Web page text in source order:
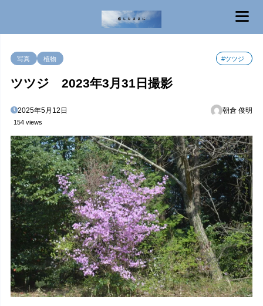
写真 植物 #ツツジ
ツツジ 2023年3月31日撮影
2025年5月12日 朝倉 俊明
154 views